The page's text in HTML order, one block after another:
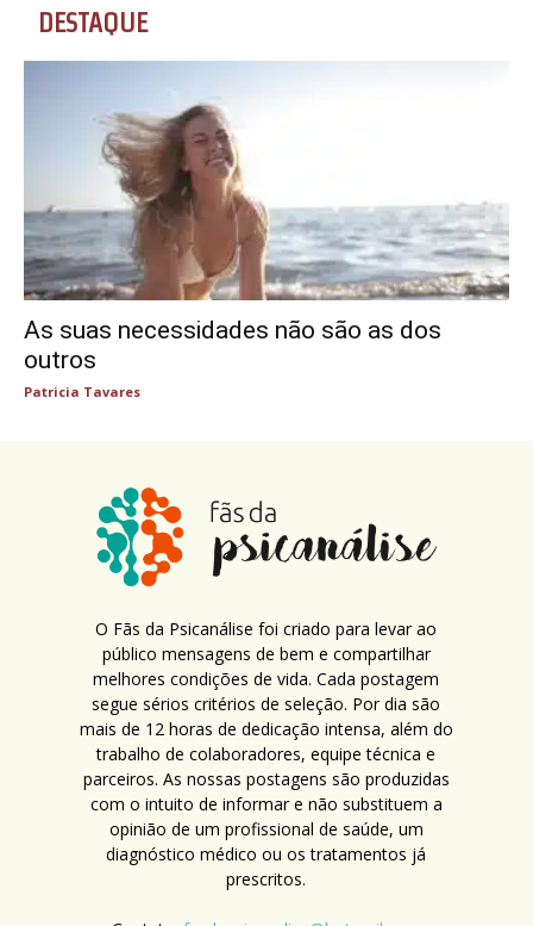
DESTAQUE
As suas necessidades não são as dos
outros
Patricia Tavares
O Fãs da Psicanálise foi criado para levar ao
público mensagens de bem e compartilhar
melhores condições de vida. Cada postagem
segue sérios critérios de seleção. Por dia são
mais de 12 horas de dedicação intensa, além do
trabalho de colaboradores, equipe técnica e
parceiros. As nossas postagens são produzidas
com o intuito de informar e não substituem a
opinião de um profissional de saúde, um
diagnóstico médico ou os tratamentos já
prescritos.